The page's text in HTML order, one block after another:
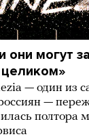
они могут
— один из
—
полтора